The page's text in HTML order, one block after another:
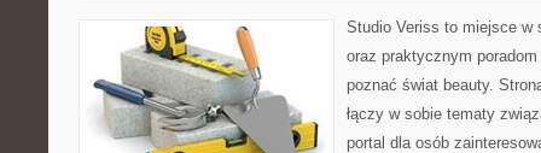
Studio Veriss to miejsce w
oraz praktycznym
poznać świat beauty.
łączy w sobie tematy
portal dla osób